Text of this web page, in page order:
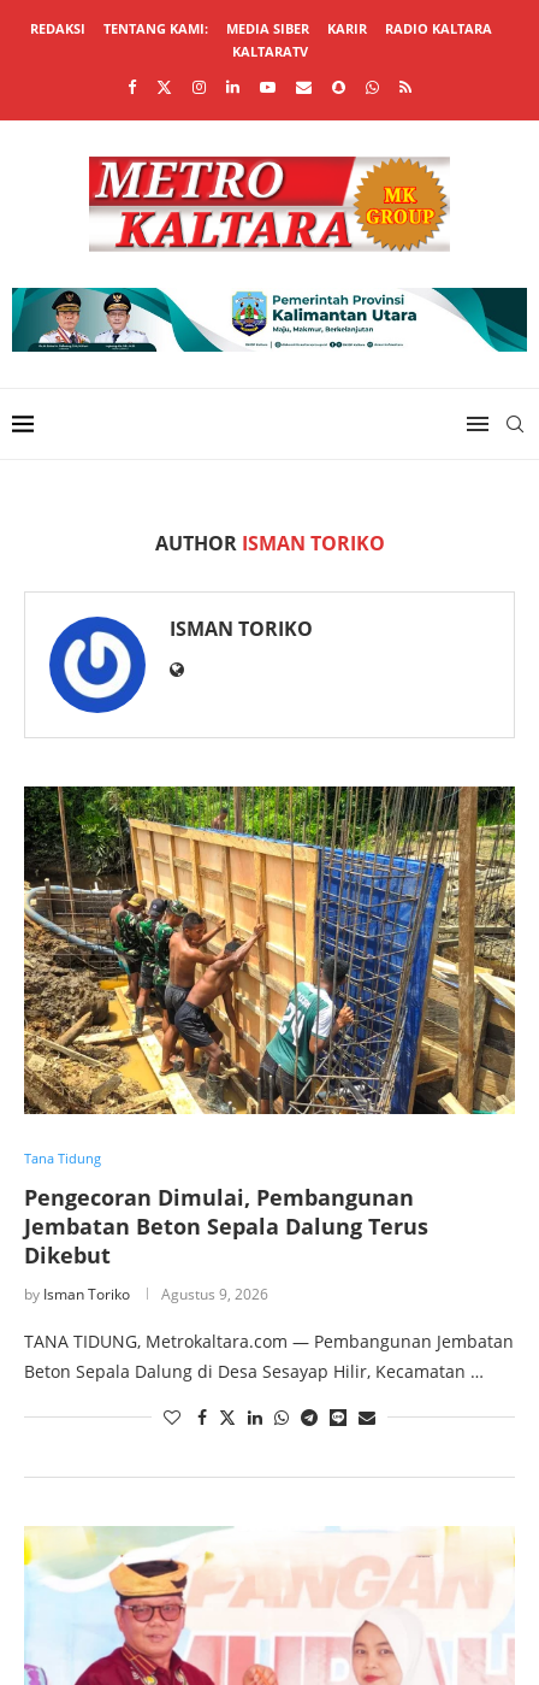
REDAKSI TENTANG KAMI: MEDIA SIBER KARIR
RADIO KALTARA
KALTARATV
AUTHOR ISMAN TORIKO
ISMAN TORIKO
Tana Tidung
Pengecoran Dimulai, Pembangunan
Jembatan Beton Sepala Dalung Terus
Dikebut
by Isman Toriko Agustus 9, 2026
TANA TIDUNG, Metrokaltara.com — Pembangunan Jembatan
Beton Sepala Dalung di Desa Sesayap Hilir, Kecamatan …